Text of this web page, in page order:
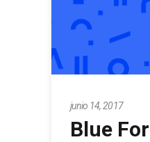
junio 14, 2017
Blue